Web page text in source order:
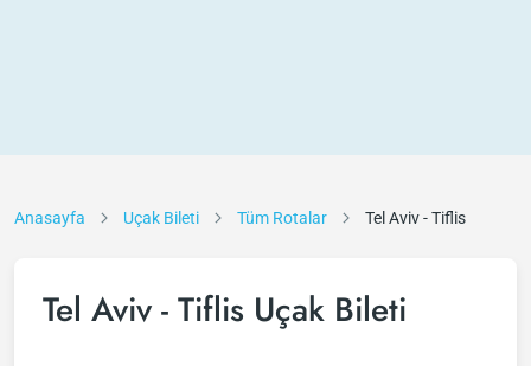
Anasayfa Uçak Bileti Tüm Rotalar Tel Aviv - Tiflis
Tel Aviv - Tiflis Uçak Bileti